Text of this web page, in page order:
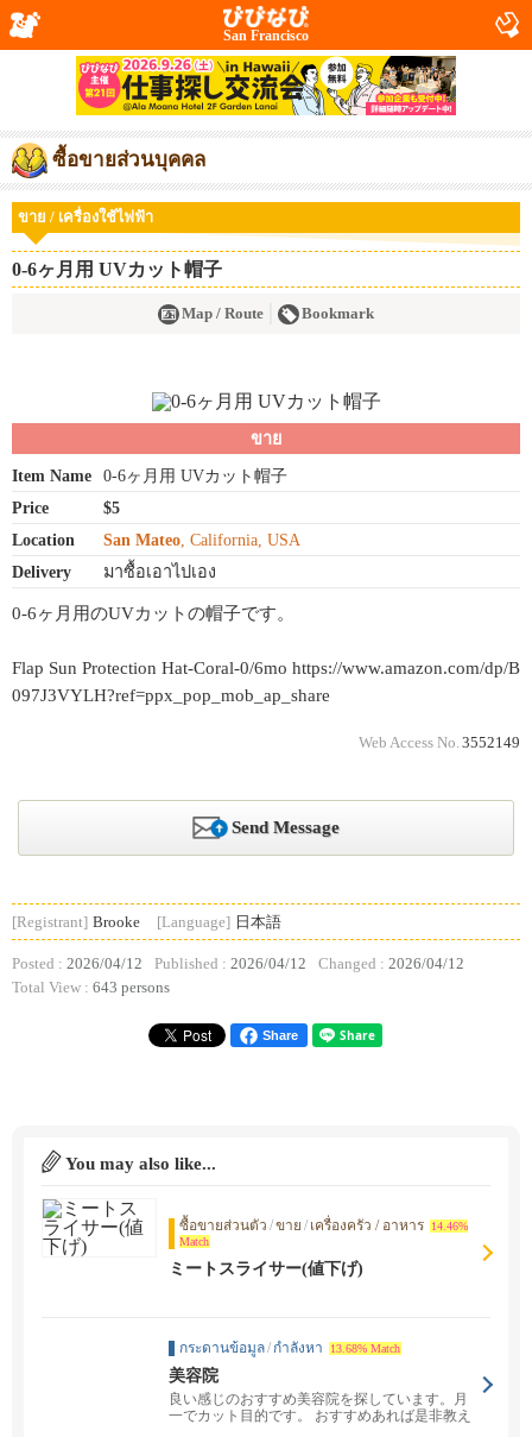
San Francisco
ซื้อขายส่วนบุคคล
ขาย / เครื่องใช้ไฟฟ้า
0-6ヶ月用 UVカット帽子
Map / Route Bookmark
ขาย
Item Name
0-6ヶ月用 UVカット帽子
Price
$5
Location
San Mateo, California, USA
Delivery
มาซื้อเอาไปเอง
0-6ヶ月用のUVカットの帽子です。
Flap Sun Protection Hat-Coral-0/6mo https://www.amazon.com/dp/B
097J3VYLH?ref=ppx_pop_mob_ap_share
Web Access No. 3552149
Send Message
[Registrant] Brooke [Language] 日本語
Posted : 2026/04/12 Published : 2026/04/12 Changed : 2026/04/12
Total View : 643 persons
Share
You may also like...
ซื้อขายส่วนตัว /ขาย / เครื่องครัว / อาหาร
14.46%
Match
ミートスライサー(値下げ)
กระดานข้อมูล/ กำลังหา 13.68% Match
美容院
良い感じのおすすめ美容院を探しています。月
一でカット目的です。 おすすめあれば是非教え